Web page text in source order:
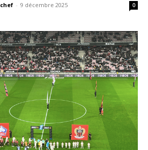
chef - 9 décembre 2025 0